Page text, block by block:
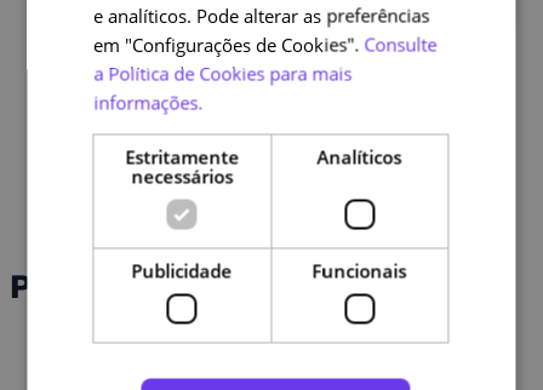
Programas
e analíticos. Pode alterar as preferências
em "Configurações de Cookies". Consulte
a Política de Cookies para mais
informações.
Estritamente
necessários
Analíticos
Publicidade Funcionais